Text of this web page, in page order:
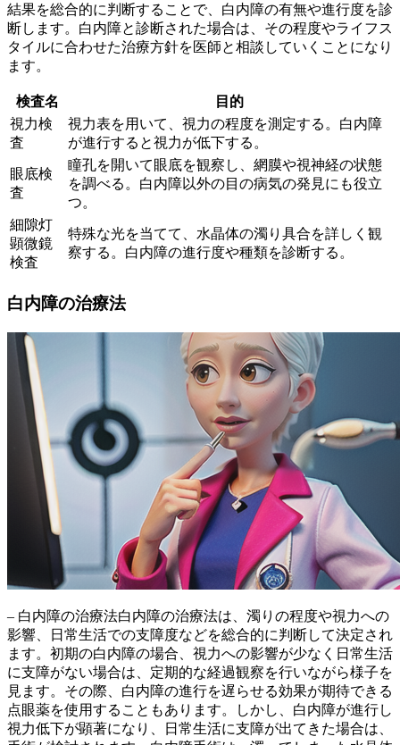
結果を総合的に判断することで、白内障の有無や進行度を診
断します。白内障と診断された場合は、その程度やライフス
タイルに合わせた治療方針を医師と相談していくことになり
ます。
検査名
目的
視力検
査
視力表を用いて、視力の程度を測定する。白内障
が進行すると視力が低下する。
眼底検
査
瞳孔を開いて眼底を観察し、網膜や視神経の状態
を調べる。白内障以外の目の病気の発見にも役立
つ。
細隙灯
顕微鏡
検査
特殊な光を当てて、水晶体の濁り具合を詳しく観
察する。白内障の進行度や種類を診断する。
白内障の治療法
– 白内障の治療法白内障の治療法は、 濁りの程度や視力への
影響、日常生活での支障度などを総合的に判断して決定され
ます。初期の白内障の場合、視力への影響が少なく日常生活
に支障がない場合は、 定期的な経過観察を行いながら様子を
見ます。その際、白内障の進行を遅らせる効果が期待できる
点眼薬を使用することもあります。しかし、白内障が進行し
視力低下が顕著になり、日常生活に支障が出てきた場合は、